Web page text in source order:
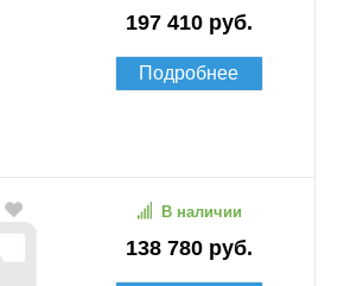
197 410 руб.
Подробнее
138 780 руб.
В наличии